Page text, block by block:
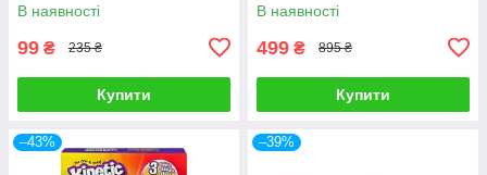
В наявності
99 ₴ 235 ₴
Купити
В наявності
499 ₴ 895 ₴
Купити
–43% –39%